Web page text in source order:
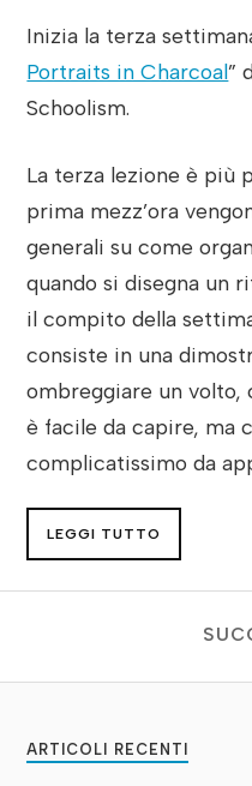
Inizia la terza
Portraits in Charcoal”
Schoolism.
La terza lezione è più
prima mezz’ora
generali su come
quando si disegna un
il compito della
consiste in una
ombreggiare un volto,
è facile da capire, ma
complicatissimo da
LEGGI TUTTO
ARTICOLI RECENTI